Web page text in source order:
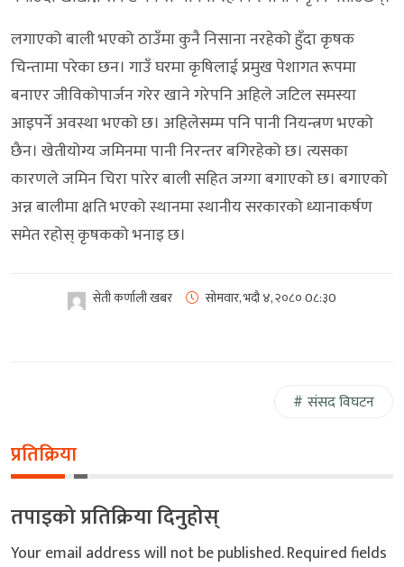
लगाएको बाली भएको ठाउँमा कुनै निसाना नरहेको हुँदा कृषक
चिन्तामा परेका छन। गाउँ घरमा कृषिलाई प्रमुख पेशागत रूपमा
बनाएर जीविकोपार्जन गरेर खाने गरेपनि अहिले जटिल समस्या
आइपर्ने अवस्था भएको छ। अहिलेसम्म पनि पानी नियन्त्रण भएको
छैन। खेतीयोग्य जमिनमा पानी निरन्तर बगिरहेको छ। त्यसका
कारणले जमिन चिरा पारेर बाली सहित जग्गा बगाएको छ। बगाएको
अन्न बालीमा क्षति भएको स्थानमा स्थानीय सरकारको ध्यानाकर्षण
समेत रहोस् कृषकको भनाइ छ।
सेती कर्णाली खबर सोमवार, भदौ ४, २०८०0८:३0
संसद विघटन
प्रतिक्रिया
तपाइको प्रतिक्रिया दिनुहोस्
Your email address will not be published.Required fields